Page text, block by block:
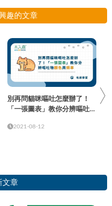
趣的文章
別再問貓咪嘔吐怎麼辦了！
「一張圖表」教你分辨嘔吐物
2021-08-12
文章